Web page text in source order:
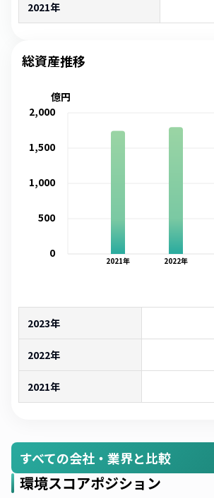
2021年
総資産推移
2021年 2022年
0
500
1,000
1,500
2,000
億円
2023年
2022年
2021年
すべての会社・業界と比較
環境スコアポジション